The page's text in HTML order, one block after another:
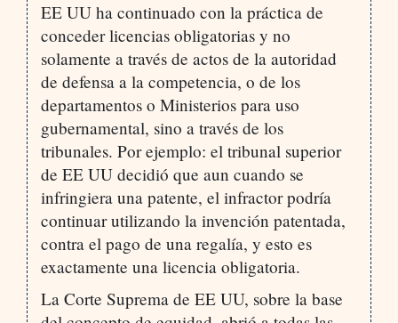
EE UU ha continuado con la práctica de
conceder licencias obligatorias y no
solamente a través de actos de la autoridad
de defensa a la competencia, o de los
departamentos o Ministerios para uso
gubernamental, sino a través de los
tribunales. Por ejemplo: el tribunal superior
de EE UU decidió que aun cuando se
infringiera una patente, el infractor podría
continuar utilizando la invención patentada,
contra el pago de una regalía, y esto es
exactamente una licencia obligatoria.
La Corte Suprema de EE UU, sobre la base